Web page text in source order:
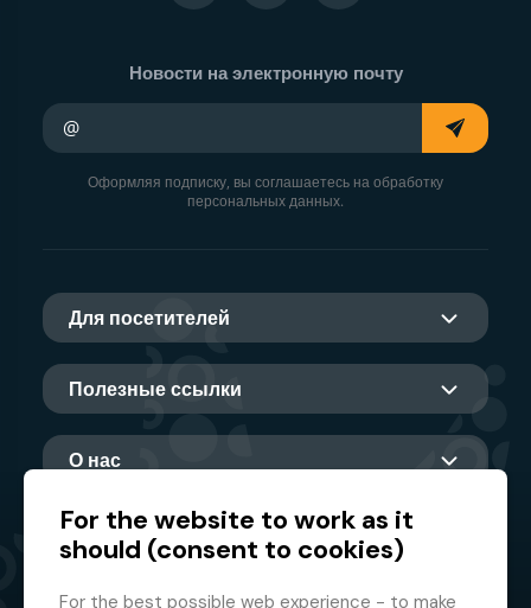
Новости на электронную почту
Оформляя подписку, вы соглашаетесь на обработку
персональных данных.
Для посетителей
Полезные ссылки
О нас
Главный партнер
For the website to work as it
should (consent to cookies)
For the best possible web experience - to make